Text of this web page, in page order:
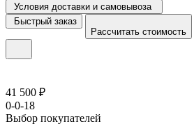
Условия доставки и самовывоза
Быстрый заказ
Рассчитать стоимость
41 500 ₽
0-0-18
Выбор покупателей